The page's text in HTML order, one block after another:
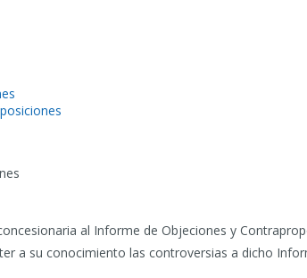
al Informe de Objeciones y
a su conocimiento las controversias a dicho